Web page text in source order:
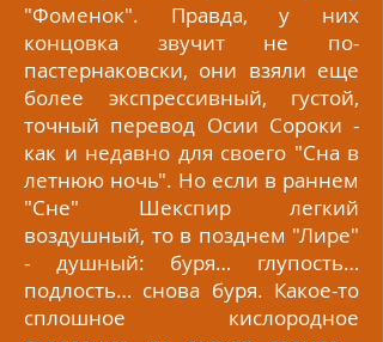
"Фоменок". Правда, у них
концовка звучит не по-
пастернаковски, они взяли еще
более экспрессивный, густой,
точный перевод Осии Сороки -
как и недавно для своего "Сна в
летнюю ночь". Но если в раннем
"Сне" Шекспир легкий
воздушный, то в позднем "Лире"
- душный: буря… глупость…
подлость… снова буря. Какое-то
сплошное кислородное